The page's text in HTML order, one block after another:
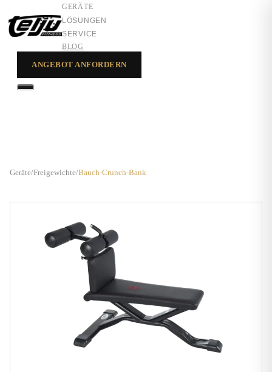
GERÄTE
LÖSUNGEN
SERVICE
BLOG
ANGEBOT ANFORDERN
Geräte/Freigewichte/Bauch-Crunch-Bank